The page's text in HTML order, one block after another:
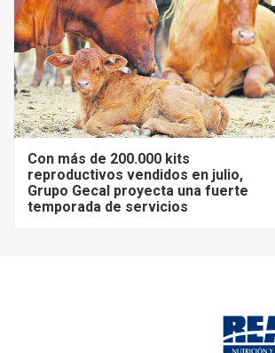
Con más de 200.000 kits
reproductivos vendidos en julio,
Grupo Gecal proyecta una fuerte
temporada de servicios